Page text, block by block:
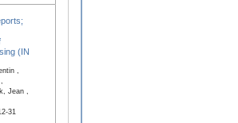
(IN
,
Jean ,
31